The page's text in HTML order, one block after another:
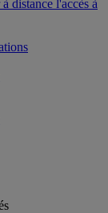
distance l'accès à